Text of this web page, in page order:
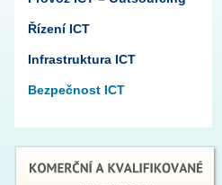
Řízení ICT
Infrastruktura ICT
Bezpečnost ICT